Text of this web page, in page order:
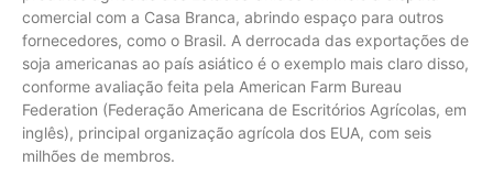
comercial com a Casa Branca, abrindo espaço para outros
fornecedores, como o Brasil. A derrocada das exportações de
soja americanas ao país asiático é o exemplo mais claro disso,
conforme avaliação feita pela American Farm Bureau
Federation (Federação Americana de Escritórios Agrícolas, em
inglês), principal organização agrícola dos EUA, com seis
milhões de membros.